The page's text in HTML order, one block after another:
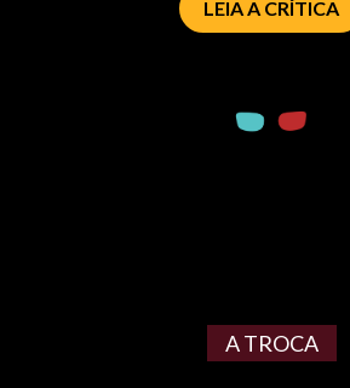
LEIA A CRÍTICA
A TROCA